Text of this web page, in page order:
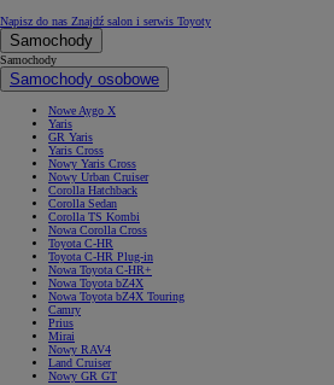
Napisz do nas Znajdź salon i serwis Toyoty
Samochody
Samochody
Samochody osobowe
Nowe Aygo X
Yaris
GR Yaris
Yaris Cross
Nowy Yaris Cross
Nowy Urban Cruiser
Corolla Hatchback
Corolla Sedan
Corolla TS Kombi
Nowa Corolla Cross
Toyota C-HR
Toyota C-HR Plug-in
Nowa Toyota C-HR+
Nowa Toyota bZ4X
Nowa Toyota bZ4X Touring
Camry
Prius
Mirai
Nowy RAV4
Land Cruiser
Nowy GR GT